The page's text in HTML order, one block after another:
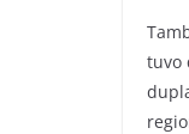
tuvo